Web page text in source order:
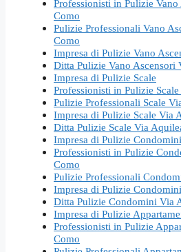
Professionisti in Pulizie
Como
Pulizie Professionali Vano
Como
Impresa di Pulizie Vano
Ditta Pulizie Vano Ascensori
Impresa di Pulizie Scale
Professionisti in Pulizie
Pulizie Professionali Scale
Impresa di Pulizie Scale Via
Ditta Pulizie Scale Via
Impresa di Pulizie Condomini
Professionisti in Pulizie
Como
Pulizie Professionali
Impresa di Pulizie
Ditta Pulizie Condomini Via
Impresa di Pulizie
Professionisti in Pulizie
Como